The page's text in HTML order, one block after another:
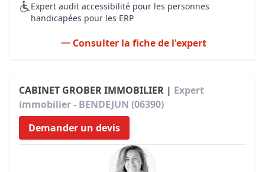
Expert audit accessibilité pour les personnes
handicapées pour les ERP
Consulter la fiche de l'expert
CABINET GROBER IMMOBILIER | Expert
immobilier - BENDEJUN (06390)
Demander un devis